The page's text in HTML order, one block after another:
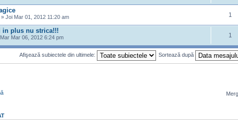
» Joi Mar 01, 2012 11:20 am 1
in plus nu strica!!!
Mar 06, 2012 6:24 pm 1
Afişează subiectele din ultimele: Sortează după